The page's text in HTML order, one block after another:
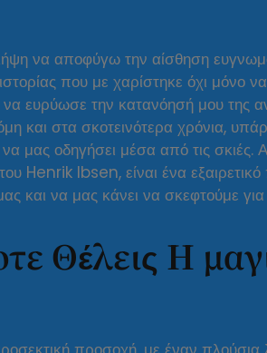
να αποφύγω την αίσθηση
που με χαρίστηκε όχι μόνο
ευρύωσε την κατανόησή μου της
και στα σκοτεινότερα χρόνια,
μας οδηγήσει μέσα από τις σκιές.
Henrik Ibsen, είναι ένα
και να μας κάνει να σκεφτούμε
Θέλεις Η